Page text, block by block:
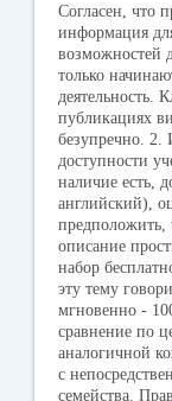
Согласен, что
информация
возможностей
только
деятельность.
публикациях
безупречно. 2.
доступности
наличие есть,
английский),
предположить,
описание
набор
эту тему
мгновенно -
сравнение по
аналогичной
с
семейства.